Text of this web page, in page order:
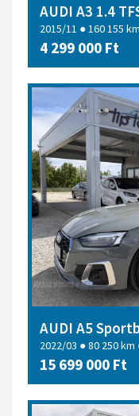
AUDI A3 1.4
2015/11 ● 160 155
4 299 000 Ft
AUDI A5
2022/03 ● 80 250 km
15 699 000 Ft